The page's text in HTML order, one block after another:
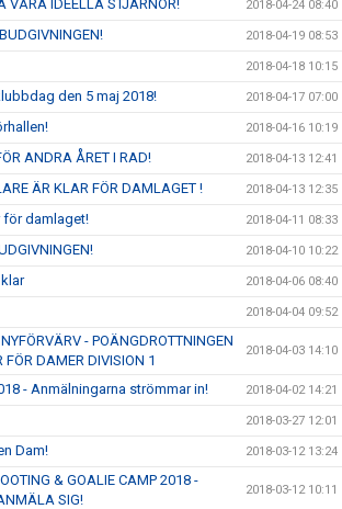
VÅRA IDEELLA STJÄRNOR! 2018-04-24 08:40
2018-04-19 08:53
2018-04-18 10:15
den 5 maj 2018! 2018-04-17 07:00
2018-04-16 10:19
ANDRA ÅRET I RAD! 2018-04-13 12:41
ÄR KLAR FÖR DAMLAGET ! 2018-04-13 12:35
för damlaget! 2018-04-11 08:33
2018-04-10 10:22
2018-04-06 08:40
2018-04-04 09:52
- POÄNGDROTTNINGEN
DAMER DIVISION 1
2018-04-03 14:10
- Anmälningarna strömmar in! 2018-04-02 14:21
2018-03-27 12:01
Dam! 2018-03-12 13:24
& GOALIE CAMP 2018 -
SIG!
2018-03-12 10:11